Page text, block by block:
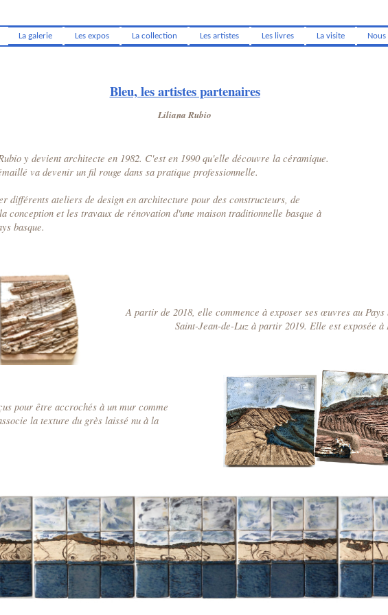
La galerie Les expos La collection Les artistes Les livres La visite
Bleu, les artistes partenaires
Liliana Rubio
y devient architecte en 1982. C'est en 1990 qu'elle découvre la céramique.
va devenir un fil rouge dans sa pratique professionnelle.
différents ateliers de design en architecture pour des constructeurs, de
conception et les travaux de rénovation d'une maison traditionnelle basque à
basque.
A partir de 2018, elle commence à exposer ses œuvres au
Saint-Jean-de-Luz à partir 2019. Elle est exposée
pour être accrochés à un mur comme
la texture du grès laissé nu à la